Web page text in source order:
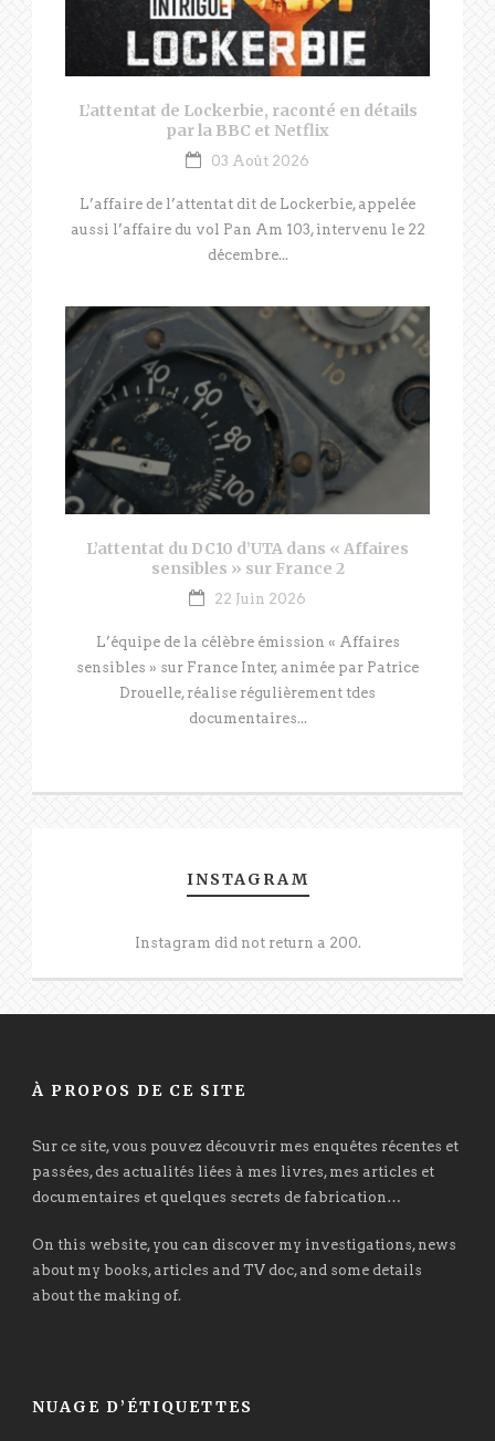
L’attentat de Lockerbie, raconté en détails
par la BBC et Netflix
03 Août 2026
L’affaire de l’attentat dit de Lockerbie, appelée
aussi l’affaire du vol Pan Am 103, intervenu le 22
décembre...
L’attentat du DC10 d’UTA dans « Affaires
sensibles » sur France 2
22 Juin 2026
L’équipe de la célèbre émission « Affaires
sensibles » sur France Inter, animée par Patrice
Drouelle, réalise régulièrement tdes
documentaires...
INSTAGRAM
Instagram did not return a 200.
À PROPOS DE CE SITE
Sur ce site, vous pouvez découvrir mes enquêtes récentes et
passées, des actualités liées à mes livres, mes articles et
documentaires et quelques secrets de fabrication…
On this website, you can discover my investigations, news
about my books, articles and TV doc, and some details
about the making of.
NUAGE D’ÉTIQUETTES